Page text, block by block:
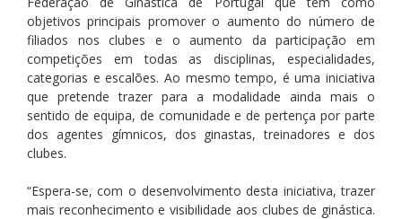
objetivos principais promover o aumento do número de
filiados nos clubes e o aumento da participação em
competições em todas as disciplinas, especialidades,
categorias e escalões. Ao mesmo tempo, é uma iniciativa
que pretende trazer para a modalidade ainda mais o
sentido de equipa, de comunidade e de pertença por parte
dos agentes gímnicos, dos ginastas, treinadores e dos
clubes.
“Espera-se, com o desenvolvimento desta iniciativa, trazer
mais reconhecimento e visibilidade aos clubes de ginástica.